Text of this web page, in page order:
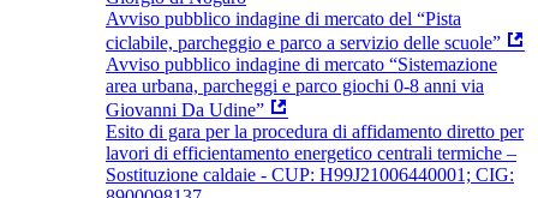
Avviso pubblico indagine di mercato del “Pista
ciclabile, parcheggio e parco a servizio delle scuole”
Avviso pubblico indagine di mercato “Sistemazione
area urbana, parcheggi e parco giochi 0-8 anni via
Giovanni Da Udine”
Esito di gara per la procedura di affidamento diretto per
lavori di efficientamento energetico centrali termiche –
Sostituzione caldaie - CUP: H99J21006440001; CIG: